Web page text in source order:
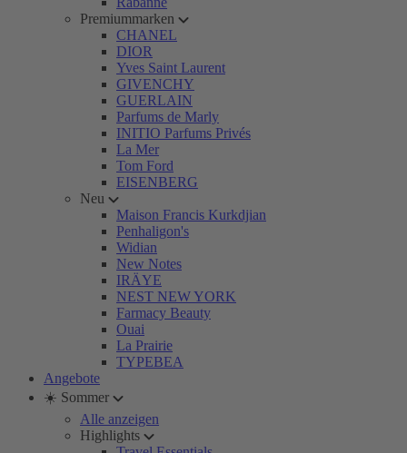
Premiummarken
CHANEL
DIOR
Yves Saint Laurent
GIVENCHY
GUERLAIN
Parfums de Marly
INITIO Parfums Privés
La Mer
Tom Ford
EISENBERG
Neu
Maison Francis Kurkdjian
Penhaligon's
Widian
New Notes
IRÄYE
NEST NEW YORK
Farmacy Beauty
Ouai
La Prairie
TYPEBEA
Angebote
☀️ Sommer
Alle anzeigen
Highlights